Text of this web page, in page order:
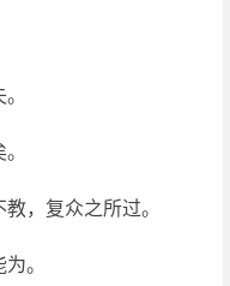
，复众之所过。
。